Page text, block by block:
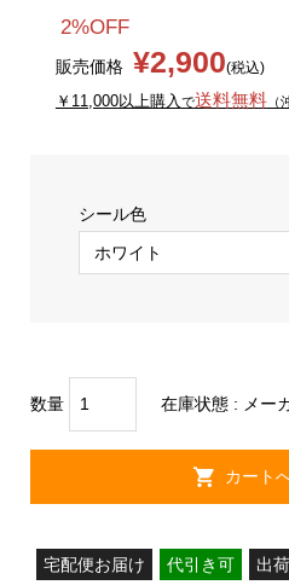
2%OFF
販売価格 ¥2,900(税込)
￥11,000以上購入 で送料無料（
シール色
数量 在庫状態 : メー
宅配便お届け 代引き可 出